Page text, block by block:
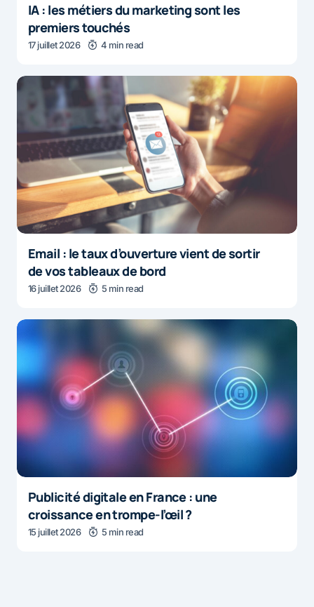
IA : les métiers du marketing sont les
premiers touchés
17 juillet 2026 4 min read
Email : le taux d’ouverture vient de sortir
de vos tableaux de bord
16 juillet 2026 5 min read
Publicité digitale en France : une
croissance en trompe-l’œil ?
15 juillet 2026 5 min read